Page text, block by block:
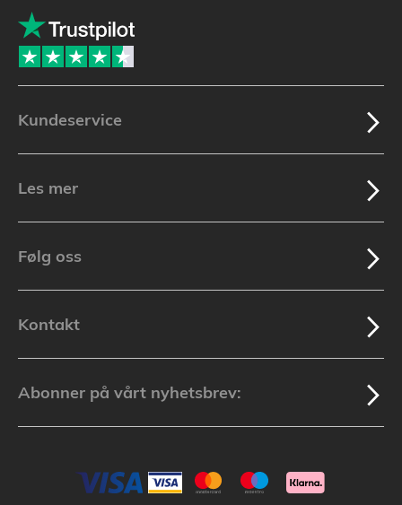
Kundeservice
Les mer
Følg oss
Kontakt
Abonner på vårt nyhetsbrev: